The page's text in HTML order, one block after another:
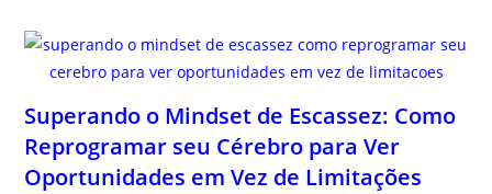
Superando o Mindset de Escassez: Como
Reprogramar seu Cérebro para Ver
Oportunidades em Vez de Limitações